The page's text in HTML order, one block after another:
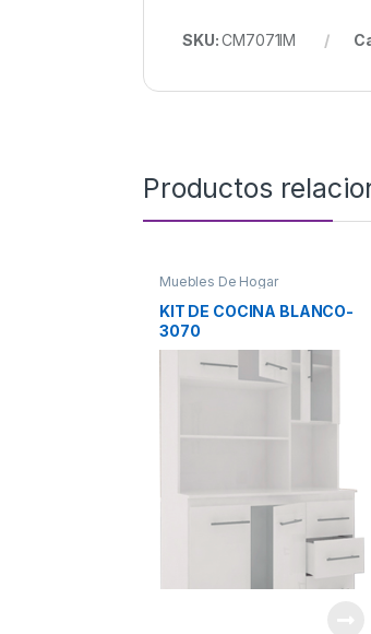
SKU:CM7071IM
Productos
Muebles De Hogar
KIT DE COCINA BLANCO-
3070